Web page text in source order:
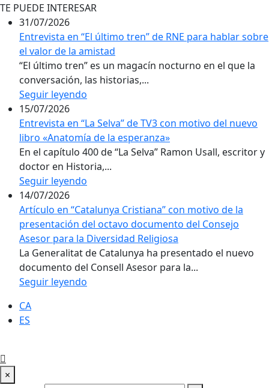
TE PUEDE INTERESAR
31/07/2026
Entrevista en “El último tren” de RNE para hablar sobre
el valor de la amistad
“El último tren” es un magacín nocturno en el que la
conversación, las historias,...
Seguir leyendo
15/07/2026
Entrevista en “La Selva” de TV3 con motivo del nuevo
libro «Anatomía de la esperanza»
En el capítulo 400 de “La Selva” Ramon Usall, escritor y
doctor en Historia,...
Seguir leyendo
14/07/2026
Artículo en “Catalunya Cristiana” con motivo de la
presentación del octavo documento del Consejo
Asesor para la Diversidad Religiosa
La Generalitat de Catalunya ha presentado el nuevo
documento del Consell Asesor para la...
Seguir leyendo
CA
ES
×